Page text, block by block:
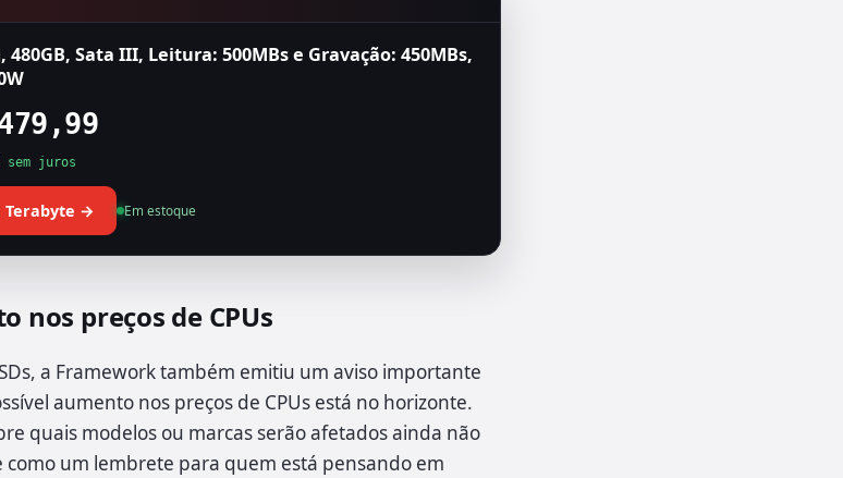
480GB, Sata III, Leitura: 500MBs e Gravação: 450MBs,
sem juros
Terabyte → Em estoque
nos preços de CPUs
a Framework também emitiu um aviso importante
aumento nos preços de CPUs está no horizonte.
quais modelos ou marcas serão afetados ainda não
como um lembrete para quem está pensando em